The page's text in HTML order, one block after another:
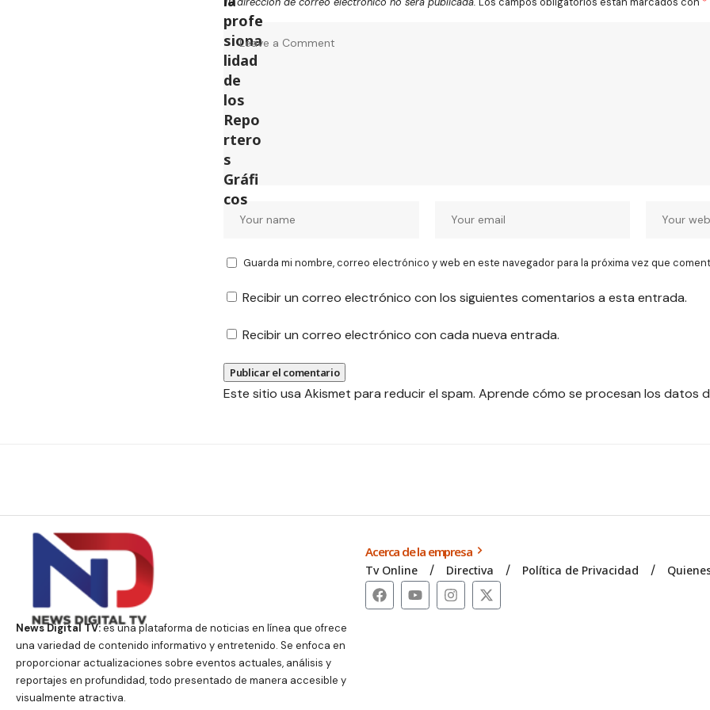
Guarda mi nombre, correo electrónico y web en este navegador para la próxima vez que
Recibir un correo electrónico con los siguientes comentarios a esta entrada.
Recibir un correo electrónico con cada nueva entrada.
Este sitio usa Akismet para reducir el spam. Aprende cómo se procesan los datos
News Digital TV:es una plataforma de noticias en línea que ofrece
una variedad de contenido informativo y entretenido. Se enfoca en
proporcionar actualizaciones sobre eventos actuales, análisis y
reportajes en profundidad, todo presentado de manera accesible y
visualmente atractiva.
Acerca de la empresa
Tv Online Directiva Política de Privacidad